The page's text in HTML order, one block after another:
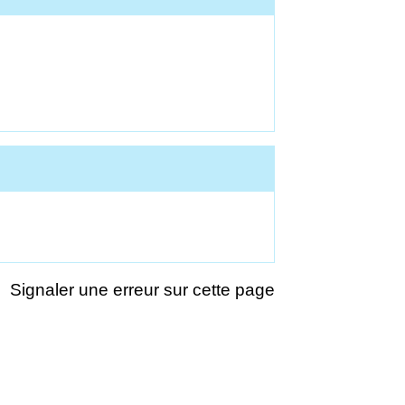
Signaler une erreur sur cette page